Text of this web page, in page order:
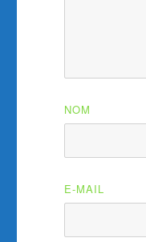
NOM
E-MAIL